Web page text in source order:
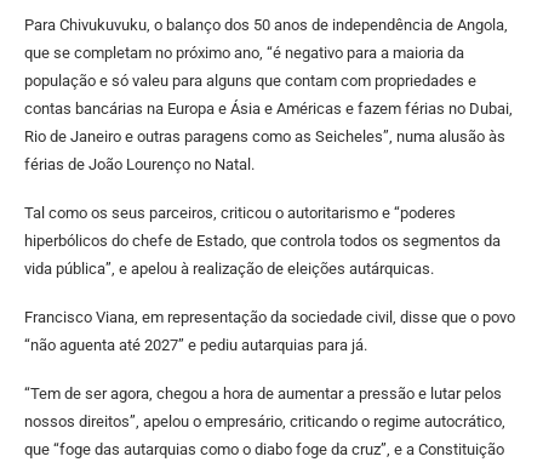
Para Chivukuvuku, o balanço dos 50 anos de independência de Angola,
que se completam no próximo ano, “é negativo para a maioria da
população e só valeu para alguns que contam com propriedades e
contas bancárias na Europa e Ásia e Américas e fazem férias no Dubai,
Rio de Janeiro e outras paragens como as Seicheles”, numa alusão às
férias de João Lourenço no Natal.
Tal como os seus parceiros, criticou o autoritarismo e “poderes
hiperbólicos do chefe de Estado, que controla todos os segmentos da
vida pública”, e apelou à realização de eleições autárquicas.
Francisco Viana, em representação da sociedade civil, disse que o povo
“não aguenta até 2027” e pediu autarquias para já.
“Tem de ser agora, chegou a hora de aumentar a pressão e lutar pelos
nossos direitos”, apelou o empresário, criticando o regime autocrático,
que “foge das autarquias como o diabo foge da cruz”, e a Constituição